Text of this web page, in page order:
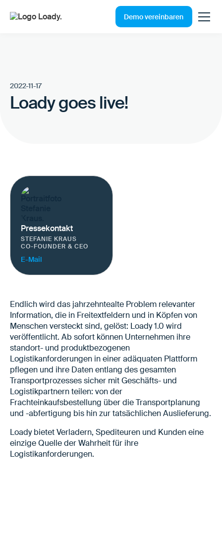
Demo vereinbaren
2022-11-17
Loady goes live!
Pressekontakt
STEFANIE KRAUS
CO-FOUNDER & CEO
E-Mail
Endlich wird das jahrzehntealte Problem relevanter
Information, die in Freitextfeldern und in Köpfen von
Menschen versteckt sind, gelöst: Loady 1.0 wird
veröffentlicht. Ab sofort können Unternehmen ihre
standort- und produktbezogenen
Logistikanforderungen in einer adäquaten Plattform
pflegen und ihre Daten entlang des gesamten
Transportprozesses sicher mit Geschäfts- und
Logistikpartnern teilen: von der
Frachteinkaufsbestellung über die Transportplanung
und -abfertigung bis hin zur tatsächlichen Auslieferung.
Loady bietet Verladern, Spediteuren und Kunden eine
einzige Quelle der Wahrheit für ihre
Logistikanforderungen.